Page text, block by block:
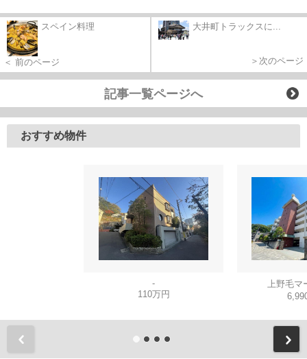
スペイン料理
＜ 前のページ
大井町トラックスに...
＞次のページ
記事一覧ページへ
おすすめ物件
-
110万円
上野毛マ